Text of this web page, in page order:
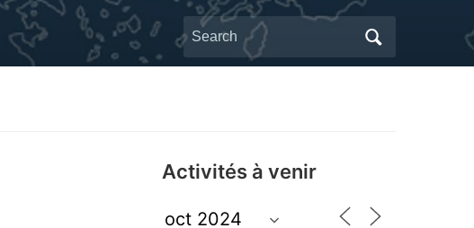
Search
for:
Activités à venir